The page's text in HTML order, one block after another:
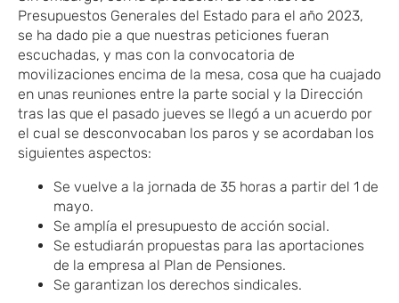
Presupuestos Generales del Estado para el año 2023,
se ha dado pie a que nuestras peticiones fueran
escuchadas, y mas con la convocatoria de
movilizaciones encima de la mesa, cosa que ha cuajado
en unas reuniones entre la parte social y la Dirección
tras las que el pasado jueves se llegó a un acuerdo por
el cual se desconvocaban los paros y se acordaban los
siguientes aspectos:
Se vuelve a la jornada de 35 horas a partir del 1 de
mayo.
Se amplía el presupuesto de acción social.
Se estudiarán propuestas para las aportaciones
de la empresa al Plan de Pensiones.
Se garantizan los derechos sindicales.